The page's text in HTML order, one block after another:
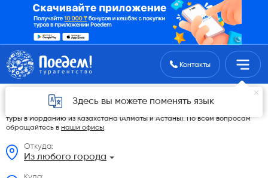
Поиск туровКонтакты
Здесь вы можете поменять язык
Экскурсионные туры из Казахстана
На данной странице мы разместили самые выгодные Экскурсионные
туры в Иорданию из Казахстана (Алматы и Астаны). По всем вопросам
обращайтесь в наши офисы.
Откуда:
Из любого города